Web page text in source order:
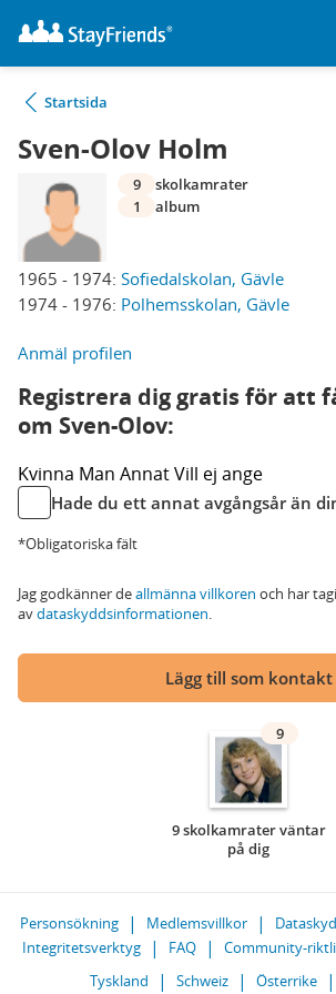
Startsida
Sven-Olov Holm
1965 - 1974: Sofiedalskolan, Gävle
1974 - 1976: Polhemsskolan, Gävle
9
skolkamrater
1
album
Anmäl profilen
Registrera dig gratis för att
om Sven-Olov:
Kvinna Man AnnatVill ej ange
Hade du ett annat avgångsår än
*Obligatoriska fält
Jag godkänner deallmänna villkoren och har
avdataskyddsinformationen.
Lägg till som kontakt
9
9 skolkamrater väntar
på dig
Personsökning Medlemsvillkor
Integritetsverktyg
FAQ Community-
Tyskland
Schweiz Österrike